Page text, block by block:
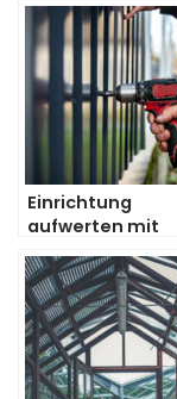
Einrichtung
aufwerten mit
Metall-
Applikationen